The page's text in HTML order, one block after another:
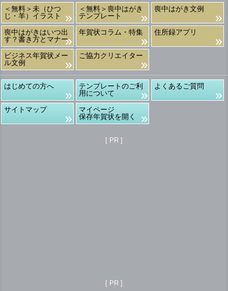
＜無料＞未（ひつ
じ・羊）イラスト
＜無料＞喪中はがき
テンプレート
喪中はがき文例
喪中はがきはいつ出
す？書き方とマナー
年賀状コラム・特集 住所録アプリ
ビジネス年賀状メー
ル文例
ご協力クリエイター
はじめての方へ
テンプレートのご利
用について
よくあるご質問
サイトマップ
マイページ
保存年賀状を開く
[ PR ]
[ PR ]